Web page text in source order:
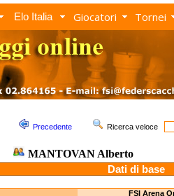
Elo Italia Giocatori Tornei
Precedente Ricerca veloce
MANTOVAN Alberto
Dati di base
FSI Arena